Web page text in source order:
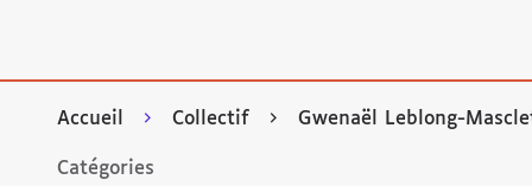
Accueil Collectif Gwenaël Leblong-
Catégories